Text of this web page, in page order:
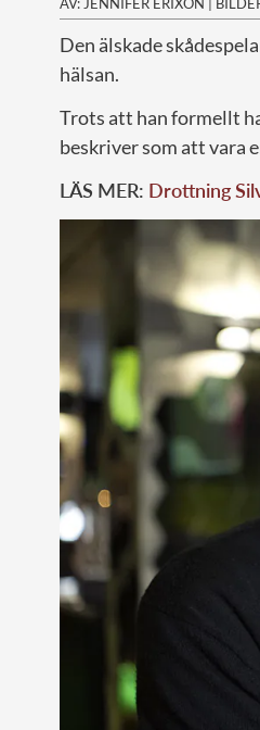
Den älskade
hälsan.
Trots att han formellt
beskriver som att vara
LÄS MER: Drottning